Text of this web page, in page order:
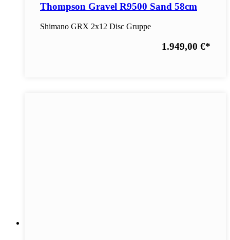
Thompson Gravel R9500 Sand 58cm
Shimano GRX 2x12 Disc Gruppe
1.949,00 €*